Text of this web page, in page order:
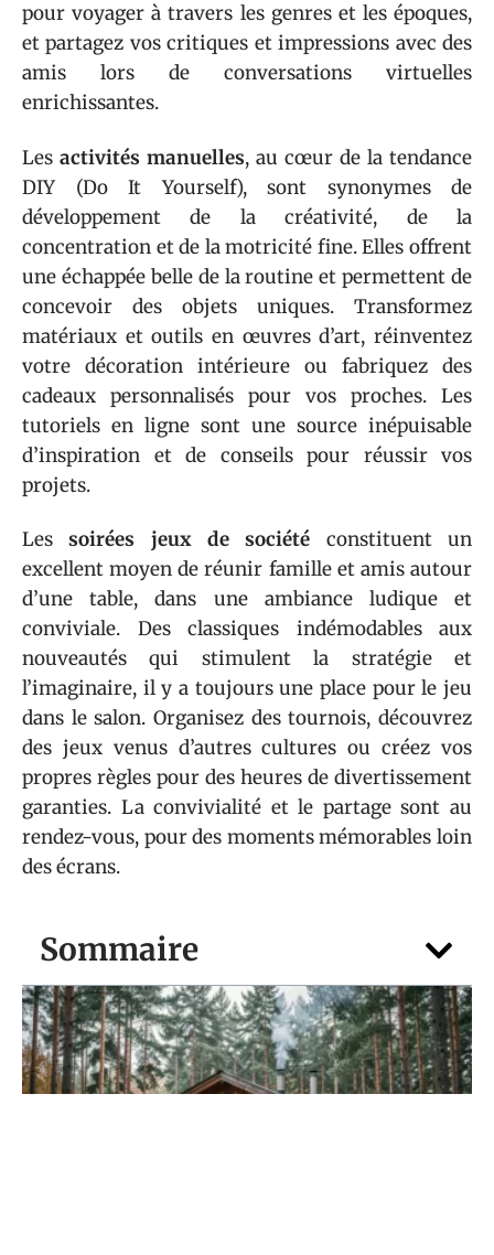
Sommaire
pour voyager à travers les genres et les époques,
et partagez vos critiques et impressions avec des
amis lors de conversations virtuelles
enrichissantes.
Les activités manuelles, au cœur de la tendance
DIY (Do It Yourself), sont synonymes de
développement de la créativité, de la
concentration et de la motricité fine. Elles offrent
une échappée belle de la routine et permettent de
concevoir des objets uniques. Transformez
matériaux et outils en œuvres d’art, réinventez
votre décoration intérieure ou fabriquez des
cadeaux personnalisés pour vos proches. Les
tutoriels en ligne sont une source inépuisable
d’inspiration et de conseils pour réussir vos
projets.
Lessoirées jeux de société constituent un
excellent moyen de réunir famille et amis autour
d’une table, dans une ambiance ludique et
conviviale. Des classiques indémodables aux
nouveautés qui stimulent la stratégie et
l’imaginaire, il y a toujours une place pour le jeu
dans le salon. Organisez des tournois, découvrez
des jeux venus d’autres cultures ou créez vos
propres règles pour des heures de divertissement
garanties. La convivialité et le partage sont au
rendez-vous, pour des moments mémorables loin
des écrans.